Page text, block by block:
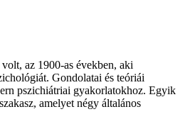
az 1900-as években, aki
Gondolatai és teóriái
pszichiátriai gyakorlatokhoz. Egyik
amelyet négy általános